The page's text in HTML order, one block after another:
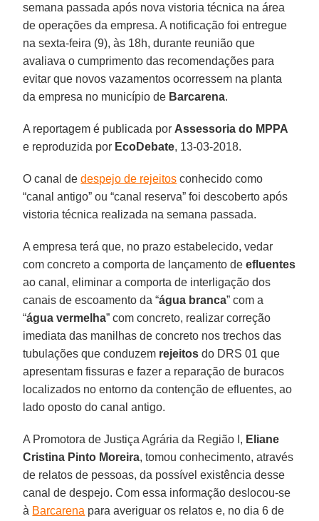
semana passada após nova vistoria técnica na área
de operações da empresa. A notificação foi entregue
na sexta-feira (9), às 18h, durante reunião que
avaliava o cumprimento das recomendações para
evitar que novos vazamentos ocorressem na planta
da empresa no município de Barcarena.
A reportagem é publicada por Assessoria do MPPA
e reproduzida por EcoDebate, 13-03-2018.
O canal dedespejo de rejeitos conhecido como
“canal antigo” ou “canal reserva” foi descoberto após
vistoria técnica realizada na semana passada.
A empresa terá que, no prazo estabelecido, vedar
com concreto a comporta de lançamento deefluentes
ao canal, eliminar a comporta de interligação dos
canais de escoamento da “água branca” com a
“água vermelha” com concreto, realizar correção
imediata das manilhas de concreto nos trechos das
tubulações que conduzem rejeitos do DRS 01 que
apresentam fissuras e fazer a reparação de buracos
localizados no entorno da contenção de efluentes, ao
lado oposto do canal antigo.
A Promotora de Justiça Agrária da Região I, Eliane
Cristina Pinto Moreira, tomou conhecimento, através
de relatos de pessoas, da possível existência desse
canal de despejo. Com essa informação deslocou-se
à Barcarena para averiguar os relatos e, no dia 6 de